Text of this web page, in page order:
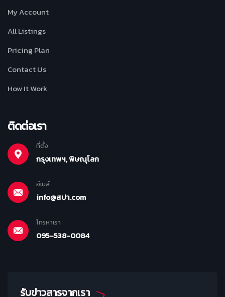
My Account
All Listings
Pricing Plan
Contact Us
How It Work
ติดต่อเรา
ที่ตั้ง
กรุงเทพฯ, พิษณุโลก
อีเมล์
info@สปา.com
โทรหาเรา
095-538-0084
รับข่าวสารจากเรา